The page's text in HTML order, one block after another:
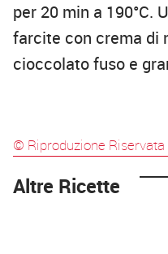
per 20 min a 190°C.
farcite con crema di
cioccolato fuso e
© Riproduzione Riservata
Altre Ricette